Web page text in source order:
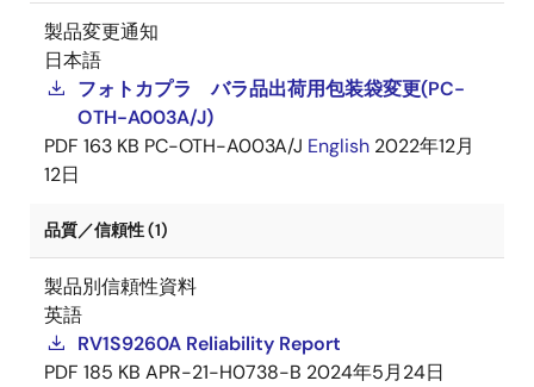
製品変更通知
日本語
フォトカプラ バラ品出荷用包装袋変更(PC-
OTH-A003A/J)
PDF 163 KB PC-OTH-A003A/J English 2022年12月
12日
品質／信頼性 (1)
製品別信頼性資料
英語
RV1S9260A Reliability Report
PDF 185 KB APR-21-H0738-B 2024年5月24日